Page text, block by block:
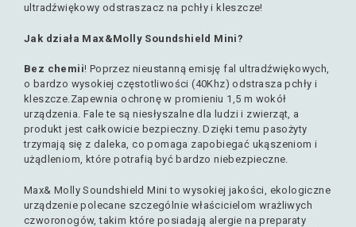
ultradźwiękowy odstraszacz na pchły i kleszcze!
Jak działa Max&Molly Soundshield Mini?
Bez chemii! Poprzez nieustanną emisję fal ultradźwiękowych,
o bardzo wysokiej częstotliwości (40Khz) odstrasza pchły i
kleszcze.Zapewnia ochronę w promieniu 1,5 m wokół
urządzenia. Fale te są niesłyszalne dla ludzi i zwierząt, a
produkt jest całkowicie bezpieczny. Dzięki temu pasożyty
trzymają się z daleka, co pomaga zapobiegać ukąszeniom i
użądleniom, które potrafią być bardzo niebezpieczne.
Max& Molly Soundshield Mini to wysokiej jakości, ekologiczne
urządzenie polecane szczególnie właścicielom wrażliwych
czworonogów, takim które posiadają alergie na preparaty